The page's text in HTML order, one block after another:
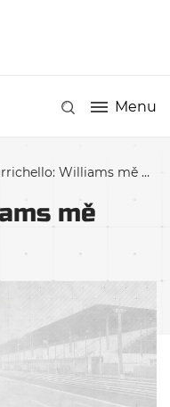
Menu
Williams mě potřebuje
mě